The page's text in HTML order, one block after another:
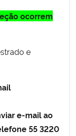
ocorrem
e
e-mail ao
55 3220